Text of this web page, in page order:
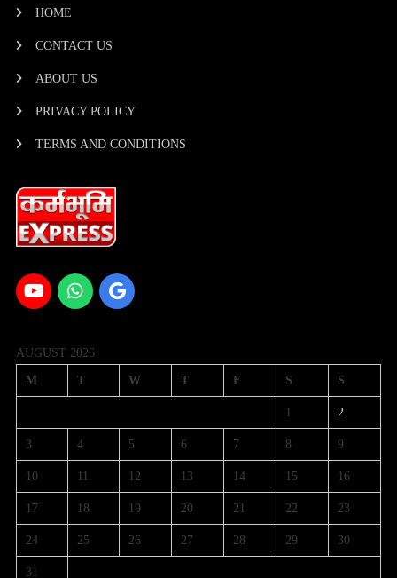
HOME
CONTACT US
ABOUT US
PRIVACY POLICY
TERMS AND CONDITIONS
AUGUST 2026
M T W T F S S
1 2
3 4 5 6 7 8 9
10 11 12 13 14 15 16
17 18 19 20 21 22 23
24 25 26 27 28 29 30
31